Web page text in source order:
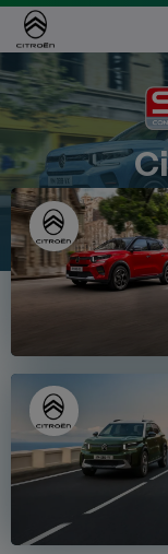
Automobili
Abarth
Lancia
Alfa Romeo
Jeep
Peugeot
Citroen
Leapmotor
Toyota
DR